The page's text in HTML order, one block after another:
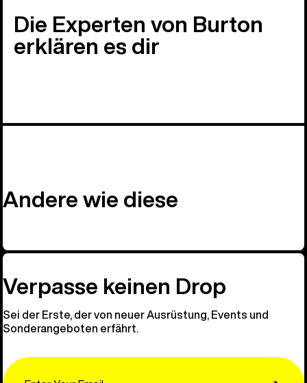
Die Experten von Burton
erklären es dir
Andere wie diese
Verpasse keinen Drop
Sei der Erste, der von neuer Ausrüstung, Events und
Sonderangeboten erfährt.